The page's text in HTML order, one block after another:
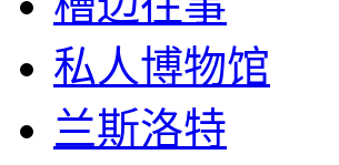
私人博物馆
兰斯洛特